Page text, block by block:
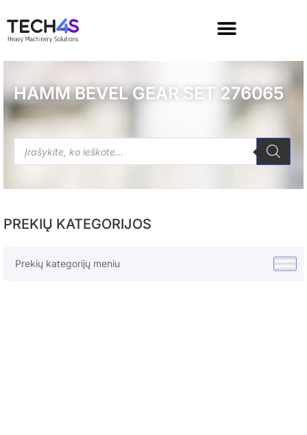
HAMM BEVEL GEAR SET 276065
PREKIŲ KATEGORIJOS
Prekių kategorijų meniu